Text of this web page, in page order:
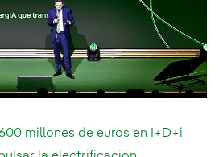
millones de euros en I+D+i